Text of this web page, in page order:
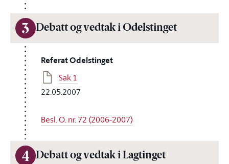
3 Debatt og vedtak i Odelstinget
Referat Odelstinget
Sak 1
22.05.2007
Besl. O. nr. 72 (2006-2007)
4 Debatt og vedtak i Lagtinget